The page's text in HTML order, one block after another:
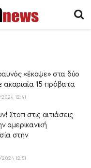
«έκοψε» στα δύο
ακαριαία 15 πρόβατα
12:41
Στοπ στις αιτιάσεις
αμερικανική
στην
12:51